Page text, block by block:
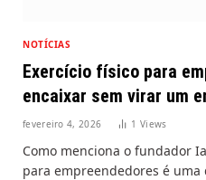
NOTÍCIAS
Exercício físico para
encaixar sem virar um
fevereiro 4, 2026 1Views
Como menciona o fundador
para empreendedores é uma